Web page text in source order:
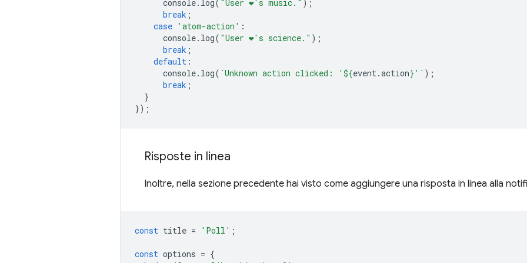
console. log( "User ❤️️'s music." );
break ;
case 'atom-action' :
console. log( "User ❤️️'s science." );
break ;
default :
console. log( `Unknown action clicked: ' ${event.action} '` );
break ;
}
});
Risposte in linea
Inoltre, nella sezione precedente hai visto come aggiungere una risposta in linea alla
const title = 'Poll' ;
const options = {